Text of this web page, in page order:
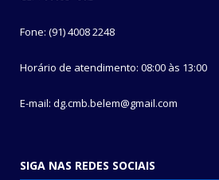
Fone: (91) 4008 2248
Horário de atendimento: 08:00 às 13:00
E-mail: dg.cmb.belem@gmail.com
SIGA NAS REDES SOCIAIS